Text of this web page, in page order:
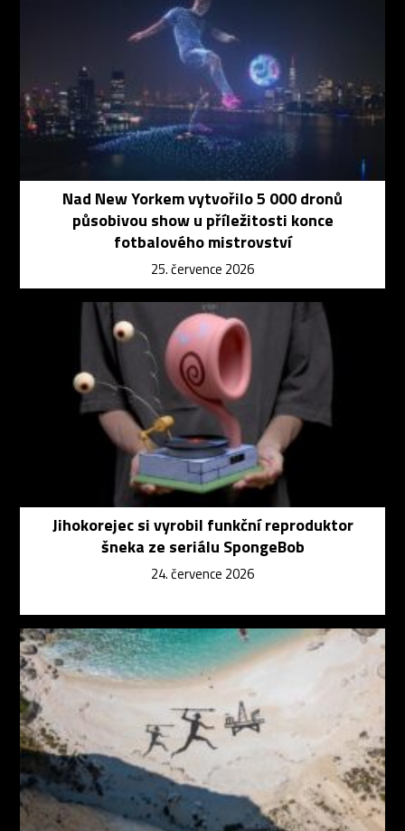
Nad New Yorkem vytvořilo 5 000 dronů
působivou show u příležitosti konce
fotbalového mistrovství
25. července 2026
Jihokorejec si vyrobil funkční reproduktor
šneka ze seriálu SpongeBob
24. července 2026